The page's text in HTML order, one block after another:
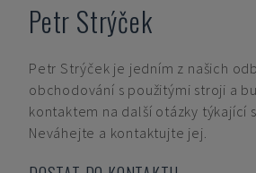
Petr Strýček
Petr Strýček je jedním z našich
obchodování s použitými stroji a
kontaktem na další otázky týkající
Neváhejte a kontaktujte jej.